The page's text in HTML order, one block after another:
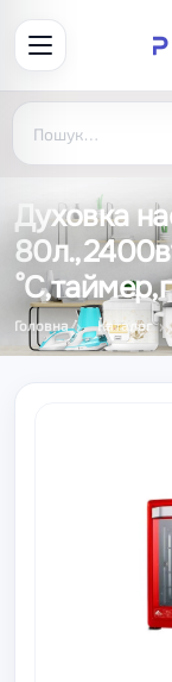
Духовка
Головна Каталог